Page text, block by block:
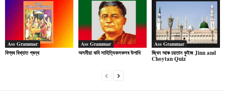
Ass Grammar
বিশ্বৰ বিখ্যাত গ্ৰন্থ
Ass Grammar
অসমীয়া কবি সাহিত্যিকসকলৰ উপাধি
Ass Grammar
জ্বিন আৰু চয়তান কুইজ Jinn and
Choytan Quiz